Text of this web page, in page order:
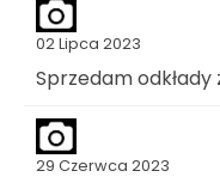
02 Lipca 2023
Sprzedam odkłady
29 Czerwca 2023